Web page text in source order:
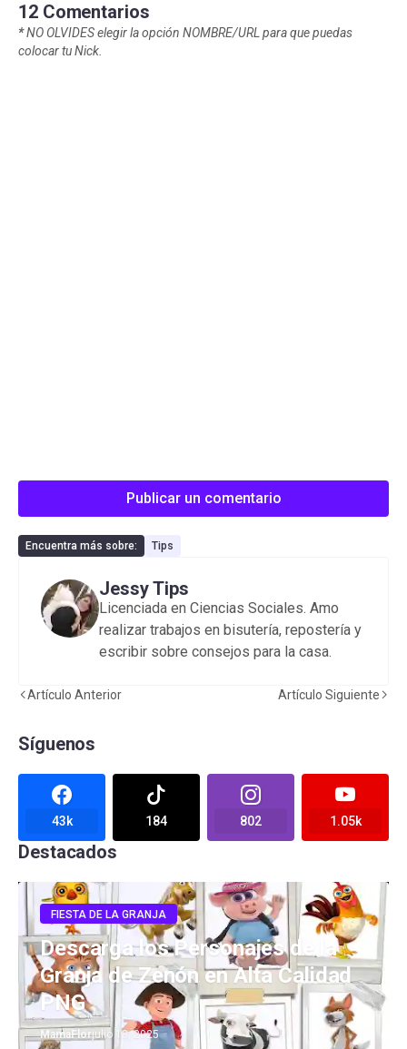
12 Comentarios
*NO OLVIDES elegir la opción NOMBRE/URL para que puedas
colocar tu Nick.
Publicar un comentario
Encuentra más sobre: Tips
Jessy Tips
Licenciada en Ciencias Sociales. Amo
realizar trabajos en bisutería, repostería y
escribir sobre consejos para la casa.
Artículo Anterior Artículo Siguiente
Síguenos
43k 184 802 1.05k
Destacados
FIESTA DE LA GRANJA
Descarga los Personajes de la
Granja de Zenón en Alta Calidad
PNG
MamaFlorjulio 13, 2025